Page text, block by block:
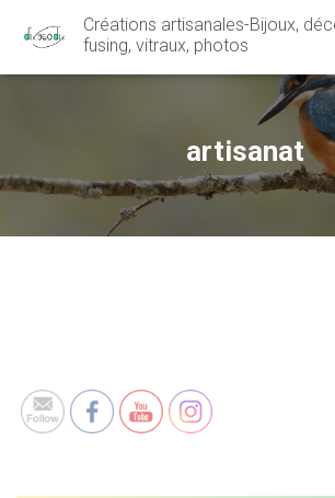
Créations artisanales-Bijoux,
fusing, vitraux, photos
artisanat